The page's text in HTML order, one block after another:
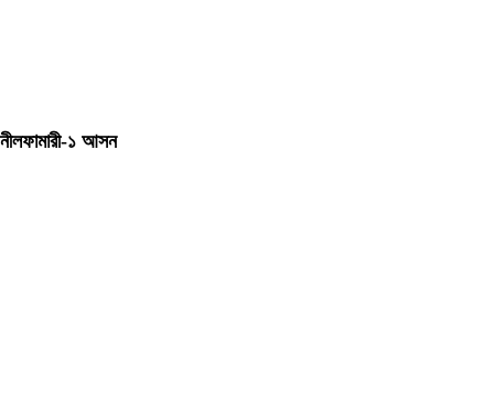
নীলফামারী-১ আসন